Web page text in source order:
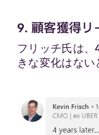
9. 顧客獲得リ
フリッチ氏は
きな変化はない